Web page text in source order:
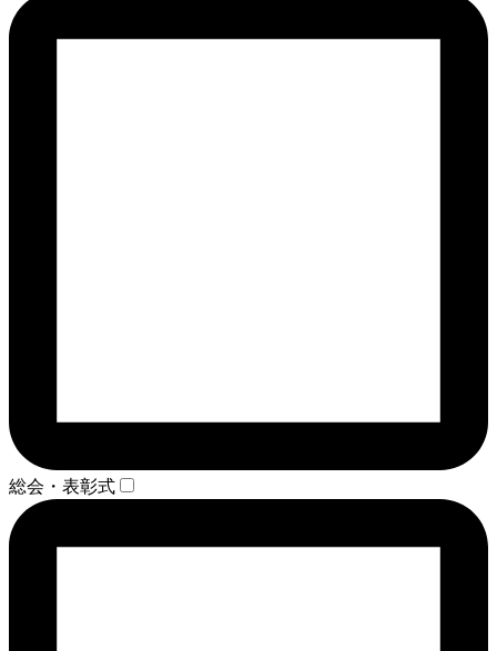
総会・表彰式